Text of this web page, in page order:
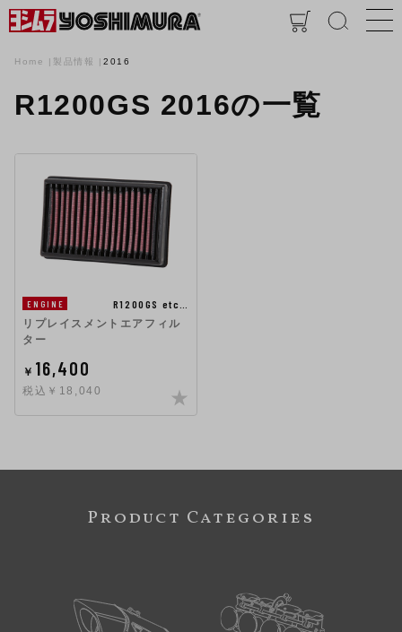
Home 製品情報 2016
R1200GS 2016の一覧
ENGINE
R1200GS etc…
リプレイスメントエアフィル
ター
￥ 16,400
税込￥18,040
Product Categories